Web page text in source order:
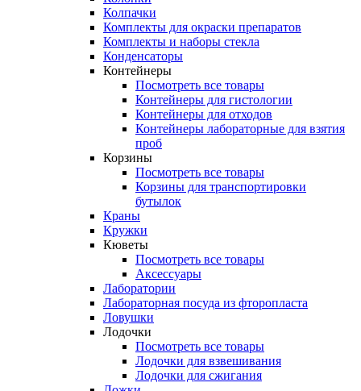
Колпачки
Комплекты для окраски препаратов
Комплекты и наборы стекла
Конденсаторы
Контейнеры
Посмотреть все товары
Контейнеры для гистологии
Контейнеры для отходов
Контейнеры лабораторные для взятия
проб
Корзины
Посмотреть все товары
Корзины для транспортировки
бутылок
Краны
Кружки
Кюветы
Посмотреть все товары
Аксессуары
Лаборатории
Лабораторная посуда из фторопласта
Ловушки
Лодочки
Посмотреть все товары
Лодочки для взвешивания
Лодочки для сжигания